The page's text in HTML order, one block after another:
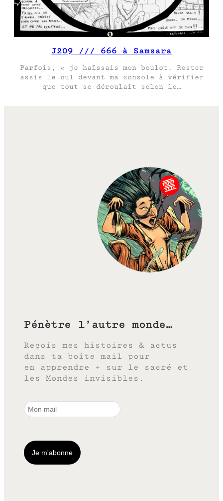
J209 /// 666 à Samsara
Parfois, « je haïssais mon boulot. Rester
assis le cul devant ma console à vérifier
que tout se déroulait selon le…
Pénètre l’autre monde…
Reçois mes histoires & actus
dans ta boîte mail pour
en apprendre + sur le sacré et
les Mondes invisibles.